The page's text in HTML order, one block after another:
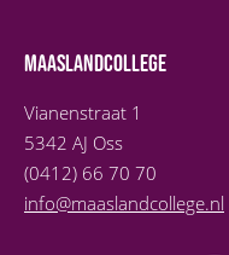
MAASLANDCOLLEGE
Vianenstraat 1
5342 AJ Oss
(0412) 66 70 70
info@maaslandcollege.nl